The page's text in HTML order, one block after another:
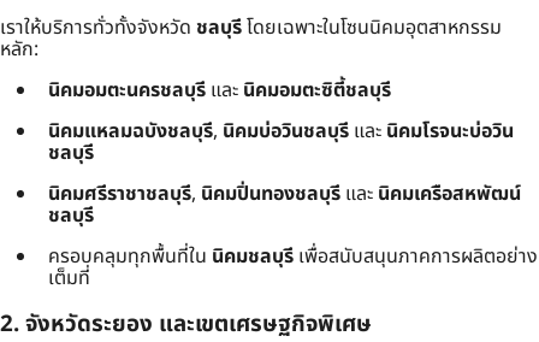
เราให้บริการทั่วทั้งจังหวัด ชลบุรีโดยเฉพาะในโซนนิคมอุตสาหกรรม
หลัก:
นิคมอมตะนครชลบุรี และ นิคมอมตะซิตี้ชลบุรี
นิคมแหลมฉบังชลบุรี, นิคมบ่อวินชลบุรี และ นิคมโรจนะบ่อวิน
ชลบุรี
นิคมศรีราชาชลบุรี, นิคมปิ่นทองชลบุรี และ นิคมเครือสหพัฒน์
ชลบุรี
ครอบคลุมทุกพื้นที่ใน นิคมชลบุรี เพื่อสนับสนุนภาคการผลิตอย่าง
เต็มที่
2. จังหวัดระยอง และเขตเศรษฐกิจพิเศษ